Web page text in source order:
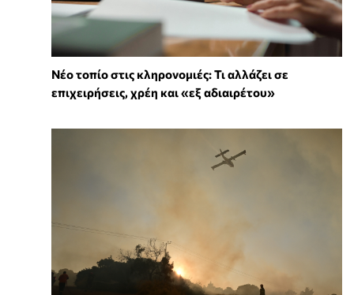
Νέο τοπίο στις κληρονομιές: Τι αλλάζει σε
επιχειρήσεις, χρέη και «εξ αδιαιρέτου»